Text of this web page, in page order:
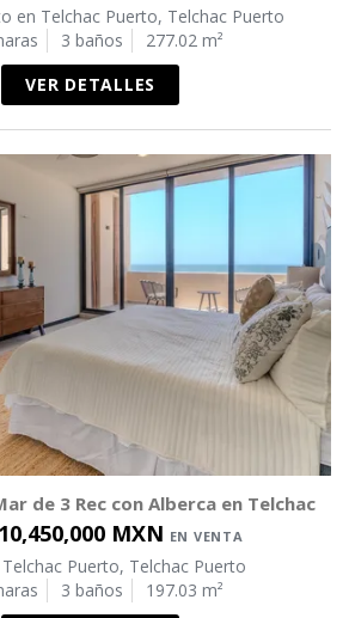
en Telchac Puerto, Telchac Puerto
3 baños
277.02 m²
VER DETALLES
de 3 Rec con Alberca en Telchac
MXN EN VENTA
Telchac Puerto, Telchac Puerto
3 baños
197.03 m²